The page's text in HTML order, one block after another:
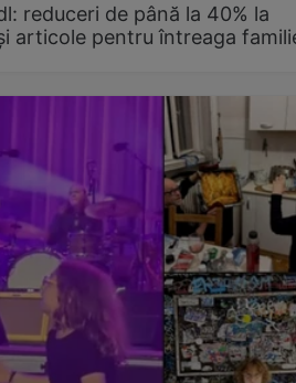
reduceri de până la 40% la
articole pentru întreaga